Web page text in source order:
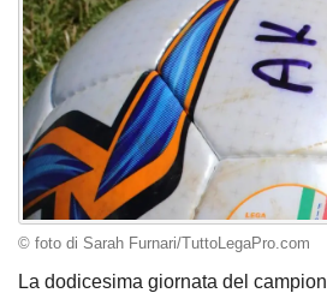
© foto di Sarah Furnari/TuttoLegaPro.com
La dodicesima giornata del